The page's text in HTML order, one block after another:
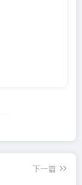
下一篇